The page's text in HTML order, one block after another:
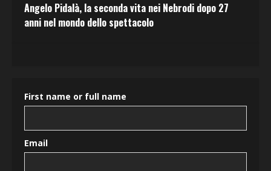
Angelo Pidalà, la seconda vita nei Nebrodi dopo 27
anni nel mondo dello spettacolo
First name or full name
Email